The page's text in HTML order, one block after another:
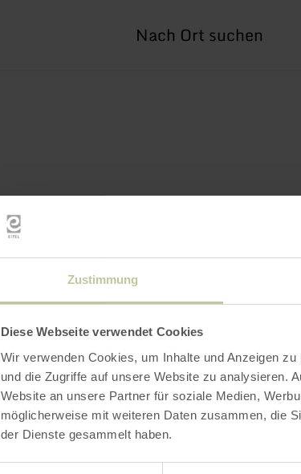
Zustimmung
Diese Webseite verwendet Cookies
Wir verwenden Cookies, um Inhalte und Anzeigen
und die Zugriffe auf unsere Website zu analysieren.
Website an unsere Partner für soziale Medien,
möglicherweise mit weiteren Daten zusammen, die
der Dienste gesammelt haben.
suche